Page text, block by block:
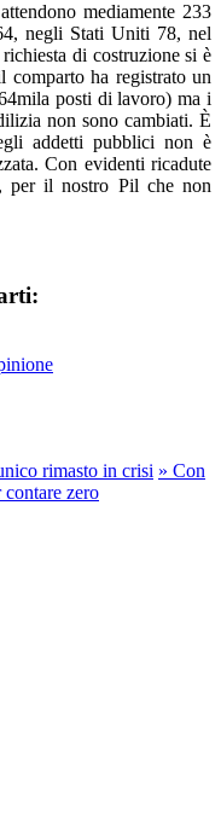
mediamente 233
negli Stati Uniti 78, nel
di costruzione si è
ha registrato un
posti di lavoro) ma i
non sono cambiati. È
addetti pubblici non è
Con evidenti ricadute
per il nostro Pil che non
rimasto in crisi » Con
zero